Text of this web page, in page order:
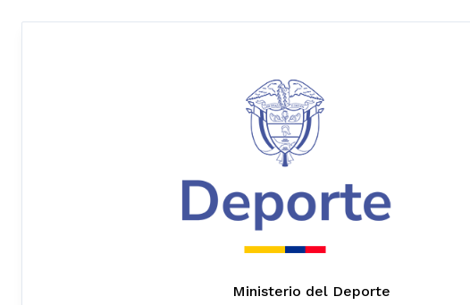
Ministerio del Deporte